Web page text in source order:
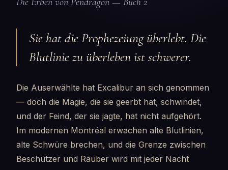
Sie hat die Prophezeiung überlebt. Die
Blutlinie zu überleben ist schwerer.
Die Auserwählte hat Excalibur an sich genommen
— doch die Magie, die sie geerbt hat, schwindet,
und der Feind, der sie jagte, hat nicht aufgehört.
Im modernen Montréal erwachen alte Blutlinien,
alte Schwüre brechen, und die Grenze zwischen
Beschützer und Räuber wird mit jeder Nacht